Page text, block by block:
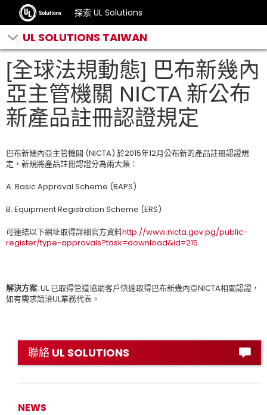
探索 UL Solutions
UL SOLUTIONS TAIWAN
[全球法規動態] 巴布新幾內
亞主管機關 NICTA 新公布
新產品註冊認證規定
巴布新幾內亞主管機關 (NICTA) 於2015年12月公布新的產品註冊認證規
定，新規將產品註冊認證分為兩大類：
A. Basic Approval Scheme (BAPS)
B. Equipment Registration Scheme (ERS)
可連結以下網址取得詳細官方資料http://www.nicta.gov.pg/public-
register/type-approvals?task=download&id=215
解決方案:UL 已取得管道協助客戶快速取得巴布新幾內亞NICTA相關認證，
如有需求請洽UL業務代表。
聯絡 UL SOLUTIONS
NEWS